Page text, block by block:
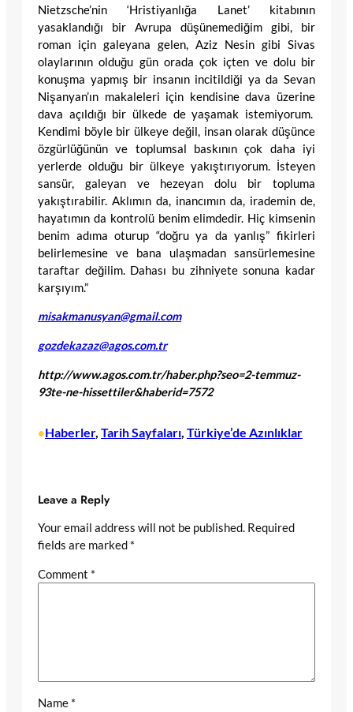
Nietzsche’nin ‘Hristiyanlığa Lanet’ kitabının
yasaklandığı bir Avrupa düşünemediğim gibi, bir
roman için galeyana gelen, Aziz Nesin gibi Sivas
olaylarının olduğu gün orada çok içten ve dolu bir
konuşma yapmış bir insanın incitildiği ya da Sevan
Nişanyan’ın makaleleri için kendisine dava üzerine
dava açıldığı bir ülkede de yaşamak istemiyorum.
Kendimi böyle bir ülkeye değil, insan olarak düşünce
özgürlüğünün ve toplumsal baskının çok daha iyi
yerlerde olduğu bir ülkeye yakıştırıyorum. İsteyen
sansür, galeyan ve hezeyan dolu bir topluma
yakıştırabilir. Aklımın da, inancımın da, irademin de,
hayatımın da kontrolü benim elimdedir. Hiç kimsenin
benim adıma oturup “doğru ya da yanlış” fikirleri
belirlemesine ve bana ulaşmadan sansürlemesine
taraftar değilim. Dahası bu zihniyete sonuna kadar
karşıyım.”
misakmanusyan@gmail.com
gozdekazaz@agos.com.tr
http://www.agos.com.tr/haber.php?seo=2-temmuz-
93te-ne-hissettiler&haberid=7572
•Haberler, Tarih Sayfaları, Türkiye’de Azınlıklar
Leave a Reply
Your email address will not be published. Required
fields are marked *
Comment *
Name *